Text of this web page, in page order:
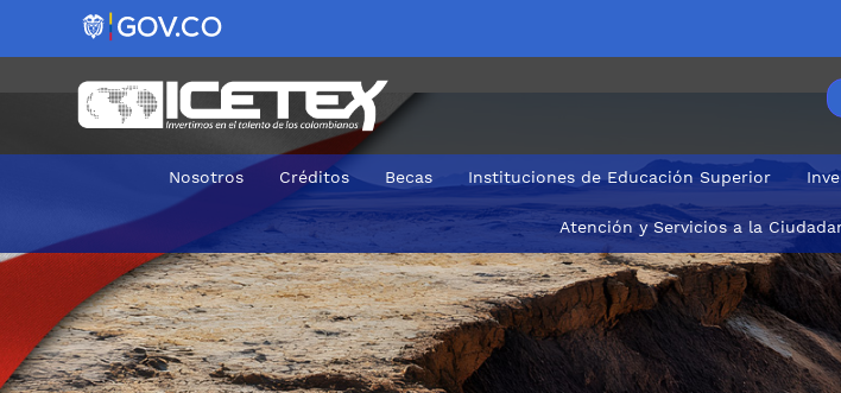
Nosotros Créditos Becas Instituciones de Educación Superior
Atención y Servicios a la
Geología de Suelos para Ingenieros no Especialistas